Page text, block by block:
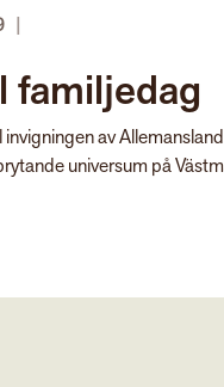
|
familjedag
av
universum på